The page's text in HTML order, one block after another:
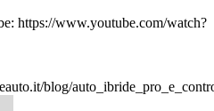
https://www.youtube.com/watch?
blog/